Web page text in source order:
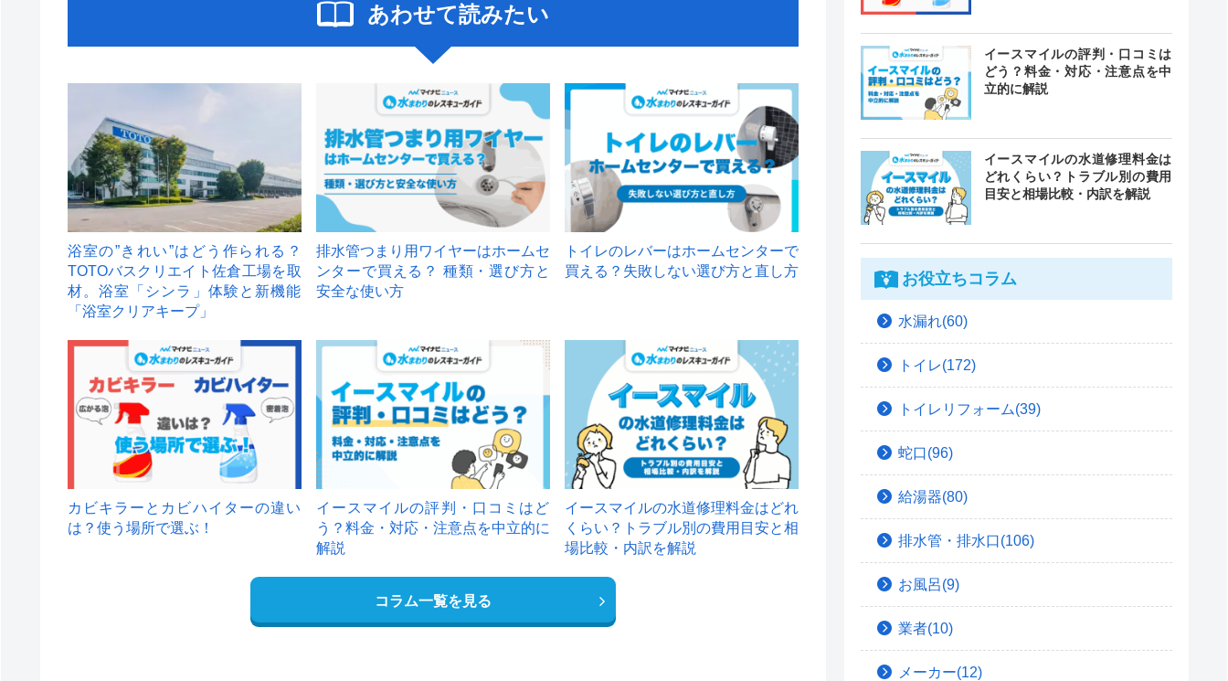
あわせて読みたい
浴室の”きれい”はどう作られる？
TOTOバスクリエイト佐倉工場を取
材。浴室「シンラ」体験と新機能
「浴室クリアキープ」
排水管つまり用ワイヤーはホームセ
ンターで買える？ 種類・選び方と
安全な使い方
トイレのレバーはホームセンターで
買える？失敗しない選び方と直し方
カビキラーとカビハイターの違い
は？使う場所で選ぶ！
イースマイルの評判・口コミはど
う？料金・対応・注意点を中立的に
解説
イースマイルの水道修理料金はどれ
くらい？トラブル別の費用目安と相
場比較・内訳を解説
コラム一覧を見る
イースマイルの評判・口コミは
どう？料金・対応・注意点を中
立的に解説
イースマイルの水道修理料金は
どれくらい？トラブル別の費用
目安と相場比較・内訳を解説
お役立ちコラム
水漏れ(60)
トイレ(172)
トイレリフォーム(39)
蛇口(96)
給湯器(80)
排水管・排水口(106)
お風呂(9)
業者(10)
メーカー(12)